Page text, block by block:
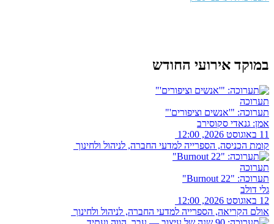
במוקד אירועי החודש
תערוכה
תערוכה: "'אנשים וציפורים'"
אמן: גנאדי סקוסירב
11 באוגוסט 2026, 12:00
קומת הכניסה, הספרייה למדעי החברה, לניהול ולחינוך
תערוכה
תערוכה: "Burnout 22"
גלי דולב
12 באוגוסט 2026, 12:00
אולם הקריאה, הספרייה למדעי החברה, לניהול ולחינוך